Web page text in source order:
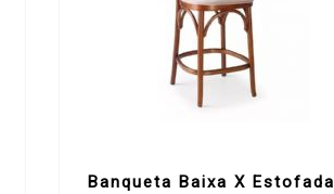
Banqueta Baixa X Estofada